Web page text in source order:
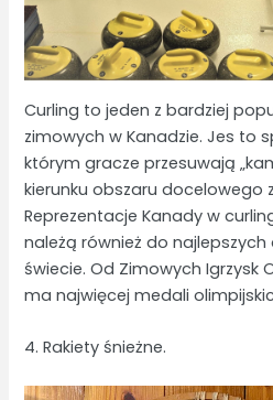
Curling to jeden z bardziej
zimowych w Kanadzie. Jes to
którym gracze przesuwają
kierunku obszaru docelowego
Reprezentacje Kanady w
należą również do najlepszych
świecie. Od Zimowych Igrzysk
ma najwięcej medali
4. Rakiety śnieżne.